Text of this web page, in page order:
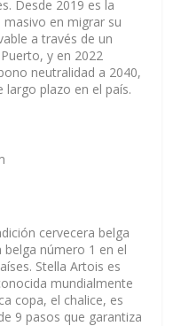
Desde 2019 es la
en migrar su
a través de un
y en 2022
neutralidad a 2040,
plazo en el país.
cervecera belga
belga número 1 en el
Stella Artois es
mundialmente
copa, el chalice, es
9 pasos que garantiza